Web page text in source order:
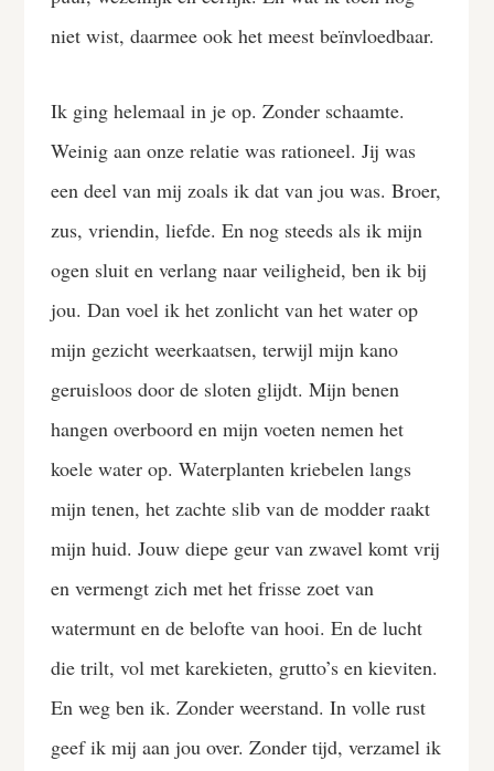
niet wist, daarmee ook het meest beïnvloedbaar.
Ik ging helemaal in je op. Zonder schaamte.
Weinig aan onze relatie was rationeel. Jij was
een deel van mij zoals ik dat van jou was. Broer,
zus, vriendin, liefde. En nog steeds als ik mijn
ogen sluit en verlang naar veiligheid, ben ik bij
jou. Dan voel ik het zonlicht van het water op
mijn gezicht weerkaatsen, terwijl mijn kano
geruisloos door de sloten glijdt. Mijn benen
hangen overboord en mijn voeten nemen het
koele water op. Waterplanten kriebelen langs
mijn tenen, het zachte slib van de modder raakt
mijn huid. Jouw diepe geur van zwavel komt vrij
en vermengt zich met het frisse zoet van
watermunt en de belofte van hooi. En de lucht
die trilt, vol met karekieten, grutto’s en kieviten.
En weg ben ik. Zonder weerstand. In volle rust
geef ik mij aan jou over. Zonder tijd, verzamel ik